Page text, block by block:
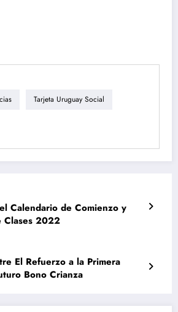
Tarjeta Uruguay Social
Calendario de Comienzo y
Clases 2022
El Refuerzo a la Primera
Bono Crianza